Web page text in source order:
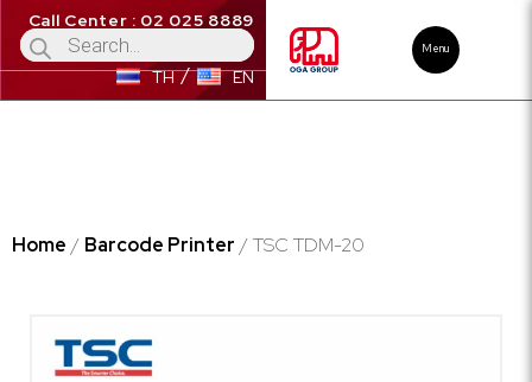
Call Center : 02 025 8889
TH EN
Menu
Home / Barcode Printer / TSC TDM-20